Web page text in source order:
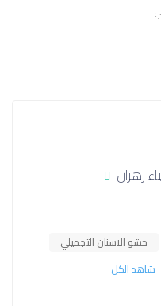
حشو الاسنان التجميلي
شاهد الكل